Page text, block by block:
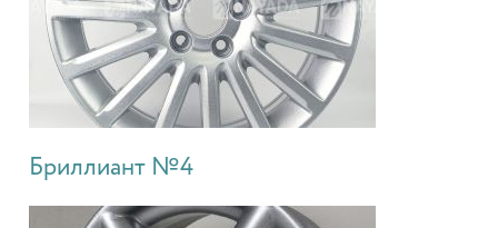
Бриллиант №4